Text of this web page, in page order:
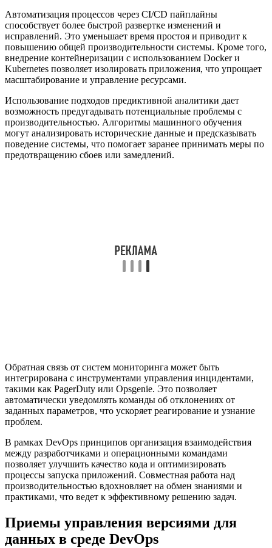
Автоматизация процессов через CI/CD пайплайны
способствует более быстрой развертке изменений и
исправлений. Это уменьшает время простоя и приводит к
повышению общей производительности системы. Кроме того,
внедрение контейнеризации с использованием Docker и
Kubernetes позволяет изолировать приложения, что упрощает
масштабирование и управление ресурсами.
Использование подходов предиктивной аналитики дает
возможность предугадывать потенциальные проблемы с
производительностью. Алгоритмы машинного обучения
могут анализировать исторические данные и предсказывать
поведение системы, что помогает заранее принимать меры по
предотвращению сбоев или замедлений.
Обратная связь от систем мониторинга может быть
интегрирована с инструментами управления инцидентами,
такими как PagerDuty или Opsgenie. Это позволяет
автоматически уведомлять команды об отклонениях от
заданных параметров, что ускоряет реагирование и узнание
проблем.
В рамках DevOps принципов организация взаимодействия
между разработчиками и операционными командами
позволяет улучшить качество кода и оптимизировать
процессы запуска приложений. Совместная работа над
производительностью вдохновляет на обмен знаниями и
практиками, что ведет к эффективному решению задач.
Приемы управления версиями для
данных в среде DevOps